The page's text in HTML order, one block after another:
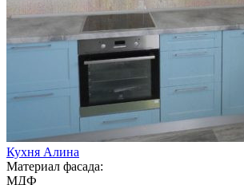
Кухня Алина
Материал фасада:
МДФ